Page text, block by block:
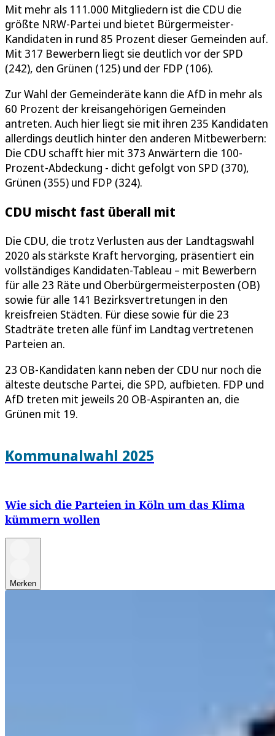
Mit mehr als 111.000 Mitgliedern ist die CDU die
größte NRW-Partei und bietet Bürgermeister-
Kandidaten in rund 85 Prozent dieser Gemeinden auf.
Mit 317 Bewerbern liegt sie deutlich vor der SPD
(242), den Grünen (125) und der FDP (106).
Zur Wahl der Gemeinderäte kann die AfD in mehr als
60 Prozent der kreisangehörigen Gemeinden
antreten. Auch hier liegt sie mit ihren 235 Kandidaten
allerdings deutlich hinter den anderen Mitbewerbern:
Die CDU schafft hier mit 373 Anwärtern die 100-
Prozent-Abdeckung - dicht gefolgt von SPD (370),
Grünen (355) und FDP (324).
CDU mischt fast überall mit
Die CDU, die trotz Verlusten aus der Landtagswahl
2020 als stärkste Kraft hervorging, präsentiert ein
vollständiges Kandidaten-Tableau – mit Bewerbern
für alle 23 Räte und Oberbürgermeisterposten (OB)
sowie für alle 141 Bezirksvertretungen in den
kreisfreien Städten. Für diese sowie für die 23
Stadträte treten alle fünf im Landtag vertretenen
Parteien an.
23 OB-Kandidaten kann neben der CDU nur noch die
älteste deutsche Partei, die SPD, aufbieten. FDP und
AfD treten mit jeweils 20 OB-Aspiranten an, die
Grünen mit 19.
Kommunalwahl 2025
Wie sich die Parteien in Köln um das Klima
kümmern wollen
Merken